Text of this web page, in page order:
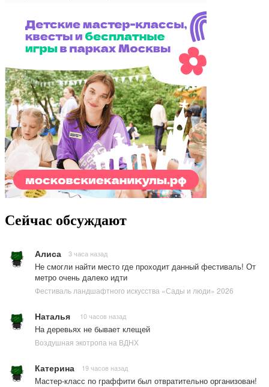
Сейчас обсуждают
Алиса 3 часа назад
Не смогли найти место где проходит данный фестиваль! От
метро очень далеко идти
Фестиваль ландшафтного искусства «Сады и люди» 2026
Наталья 10 часов назад
На деревьях не бывает клещей
Воздушная экотропа на ВДНХ
Катерина 19 часов назад
Мастер-класс по граффити был отвратительно организован!